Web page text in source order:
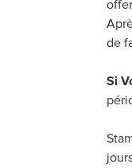
de
Si